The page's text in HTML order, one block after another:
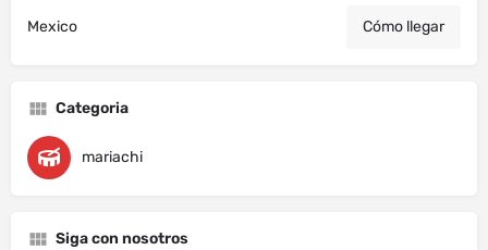
Mexico Cómo llegar
Categoria
mariachi
Siga con nosotros